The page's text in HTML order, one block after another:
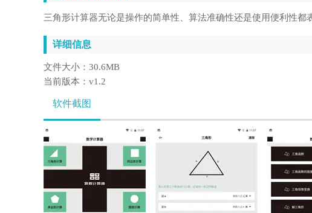
三角形计算器无论是操作的简单性、算法准确性还是使用便利性都
详细信息
文件大小： 30.6MB
当前版本： v1.2
软件截图